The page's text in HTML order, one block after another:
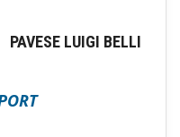
PAVESE LUIGI BELLI